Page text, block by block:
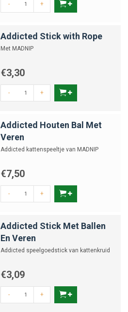
- +
Addicted Stick with Rope
Met MADNIP
€3,30
- +
Addicted Houten Bal Met
Veren
Addicted kattenspeeltje van MADNIP
€7,50
- +
Addicted Stick Met Ballen
En Veren
Addicted speelgoedstick van kattenkruid
€3,09
- +